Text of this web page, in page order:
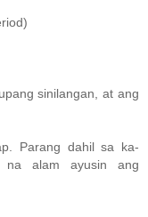
sinilangan, at ang
Parang dahil sa ka-
na alam ayusin ang